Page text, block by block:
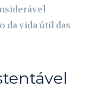
da vida útil das